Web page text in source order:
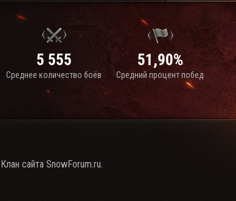
5 555
Среднее количество боёв
51,90%
Средний процент побед
Клан сайта SnowForum.ru.